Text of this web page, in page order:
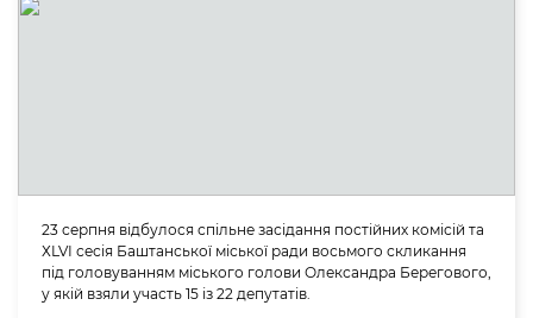
23 серпня відбулося спільне засідання постійних комісій та
ХLVІ сесія Баштанської міської ради восьмого скликання
під головуванням міського голови Олександра Берегового,
у якій взяли участь 15 із 22 депутатів.